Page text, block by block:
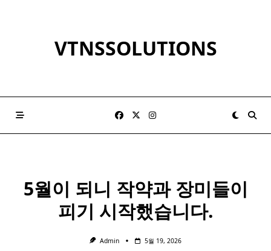
VTNSSOLUTIONS
5월이 되니 작약과 장미들이
피기 시작했습니다.
Admin 5월 19, 2026